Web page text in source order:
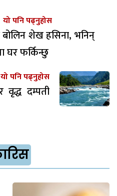
यो पनि पढ्नुहोस
बोलिन शेख हसिना, भनिन्
घर फर्किन्छु
यो पनि पढ्नुहोस
दम्पती